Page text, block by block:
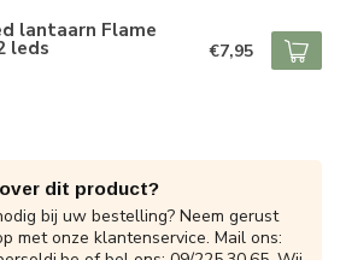
lantaarn Flame
leds €7,95
dit product?
bij uw bestelling? Neem gerust
met onze klantenservice. Mail ons: